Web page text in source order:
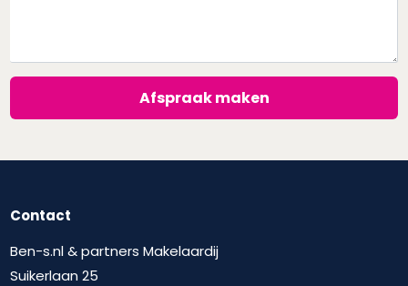
Afspraak maken
Contact
Ben-s.nl & partners Makelaardij
Suikerlaan 25